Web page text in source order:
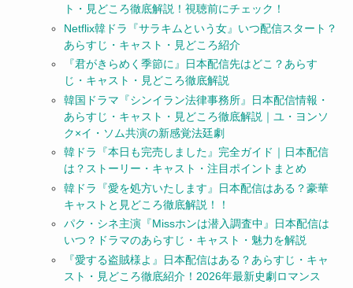
ト・見どころ徹底解説！視聴前にチェック！
Netflix韓ドラ『サラキムという女』いつ配信スタート？
あらすじ・キャスト・見どころ紹介
『君がきらめく季節に』日本配信先はどこ？あらす
じ・キャスト・見どころ徹底解説
韓国ドラマ『シンイラン法律事務所』日本配信情報・
あらすじ・キャスト・見どころ徹底解説｜ユ・ヨンソ
ク×イ・ソム共演の新感覚法廷劇
韓ドラ『本日も完売しました』完全ガイド｜日本配信
は？ストーリー・キャスト・注目ポイントまとめ
韓ドラ『愛を処方いたします』日本配信はある？豪華
キャストと見どころ徹底解説！！
パク・シネ主演『Missホンは潜入調査中』日本配信は
いつ？ドラマのあらすじ・キャスト・魅力を解説
『愛する盗賊様よ』日本配信はある？あらすじ・キャ
スト・見どころ徹底紹介！2026年最新史劇ロマンス